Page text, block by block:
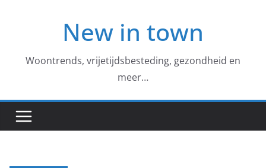
New in town
Woontrends, vrijetijdsbesteding, gezondheid en
meer…